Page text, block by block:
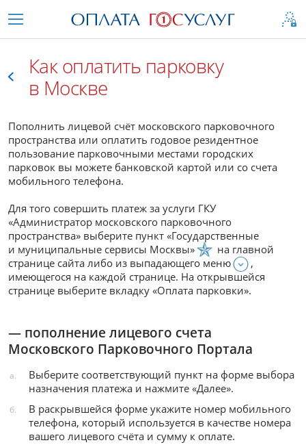
это
работает
Как оплатить парковку
в Москве
Пополнить лицевой счёт московского парковочного
пространства или оплатить годовое резидентное
пользование парковочными местами городских
парковок вы можете банковской картой или со счета
мобильного телефона.
Для того совершить платеж за услуги ГКУ
«Администратор московского парковочного
пространства» выберите пункт «Государственные
и муниципальные сервисы Москвы»
на главной
странице сайта либо из выпадающего меню
,
имеющегося на каждой странице. На открывшейся
странице выберите вкладку «Оплата парковки».
— пополнение лицевого счета
Московского Парковочного Портала
а.
Выберите соответствующий пункт на форме выбора
назначения платежа и нажмите «Далее».
б.
В раскрывшейся форме укажите номер мобильного
телефона, который используется в качестве номера
вашего лицевого счёта и сумму к оплате.